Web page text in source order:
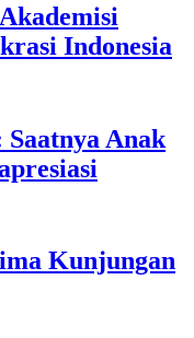
Indonesia
Anak
Kunjungan